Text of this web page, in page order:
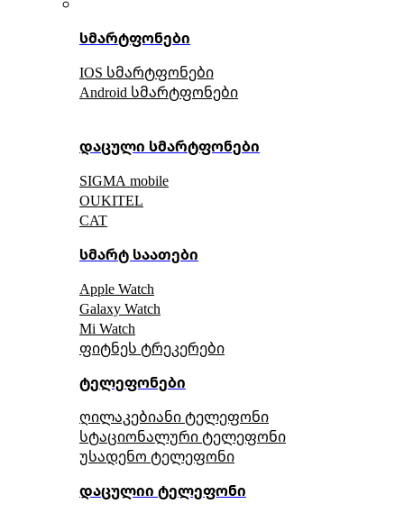
სმარტფონები
IOS სმარტფონები
Android სმარტფონები
დაცული სმარტფონები
SIGMA mobile
OUKITEL
CAT
სმარტ საათები
Apple Watch
Galaxy Watch
Mi Watch
ფიტნეს ტრეკერები
ტელეფონები
ღილაკებიანი ტელეფონი
სტაციონალური ტელეფონი
უსადენო ტელეფონი
დაცულიი ტელეფონი